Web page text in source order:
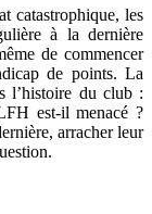
catastrophique, les
à la dernière
de commencer
de points. La
l’histoire du club :
est-il menacé ?
arracher leur